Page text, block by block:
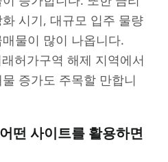
시기, 대규모 입주 물량
물이 많이 나옵니다.
허가구역 해제 지역에서
증가도 주목할 만합니
떤 사이트를 활용하면